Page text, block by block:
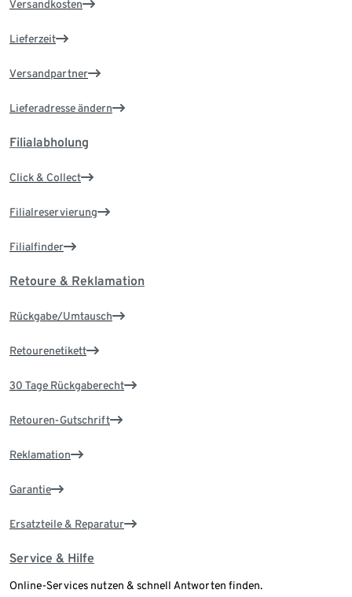
Versandkosten
Lieferzeit
Versandpartner
Lieferadresse ändern
Filialabholung
Click & Collect
Filialreservierung
Filialfinder
Retoure & Reklamation
Rückgabe/Umtausch
Retourenetikett
30 Tage Rückgaberecht
Retouren-Gutschrift
Reklamation
Garantie
Ersatzteile & Reparatur
Service & Hilfe
Online-Services nutzen & schnell Antworten finden.